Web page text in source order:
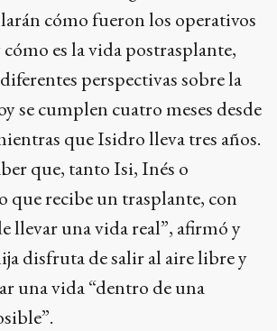
cómo fueron los operativos
es la vida postrasplante,
perspectivas sobre la
se cumplen cuatro meses desde
que Isidro lleva tres años.
que, tanto Isi, Inés o
que recibe un trasplante, con
llevar una vida real”, afirmó y
disfruta de salir al aire libre y
una vida “dentro de una